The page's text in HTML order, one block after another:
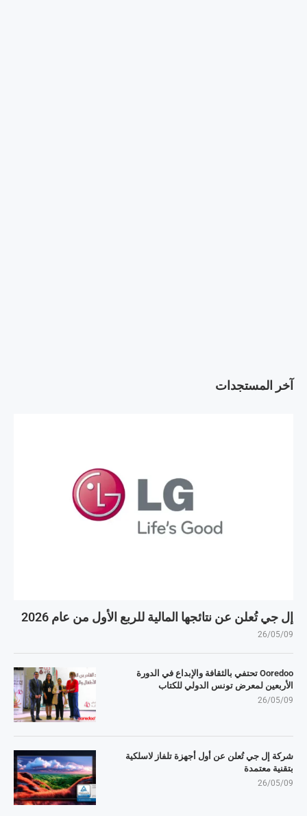
آخر المستجدات
إل جي تُعلن عن نتائجها المالية للربع الأول من عام 2026
26/05/09
Ooredoo تحتفي بالثقافة والإبداع في الدورة
الأربعين لمعرض تونس الدولي للكتاب
26/05/09
شركة إل جي تُعلن عن أول أجهزة تلفاز لاسلكية
بتقنية معتمدة
26/05/09